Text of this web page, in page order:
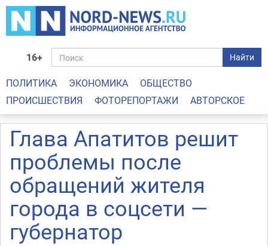
16+ Найти
ПОЛИТИКА ЭКОНОМИКА
ОБЩЕСТВО
ПРОИСШЕСТВИЯ
ФОТОРЕПОРТАЖИ АВТОРСКОЕ
Глава Апатитов решит
проблемы после
обращений жителя
города в соцсети —
губернатор